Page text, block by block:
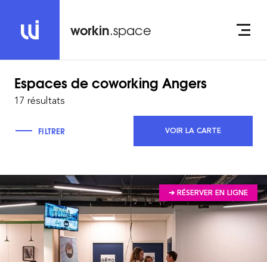
workin.space
Espaces de coworking Angers
17 résultats
FILTRER VOIR LA CARTE
➔ RÉSERVER EN LIGNE